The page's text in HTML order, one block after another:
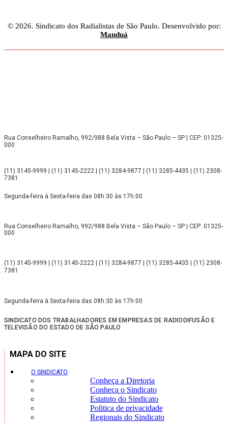
© 2026. Sindicato dos Radialistas de São Paulo. Desenvolvido por:
Manduá
Rua Conselheiro Ramalho, 992/988 Bela Vista – São Paulo – SP | CEP: 01325-
000
(11) 3145-9999 | (11) 3145-2222 | (11) 3284-9877 | (11) 3285-4435 | (11) 2308-
7381
Segunda-feira à Sexta-feira das 08h:30 às 17h:00
Rua Conselheiro Ramalho, 992/988 Bela Vista – São Paulo – SP | CEP: 01325-
000
(11) 3145-9999 | (11) 3145-2222 | (11) 3284-9877 | (11) 3285-4435 | (11) 2308-
7381
Segunda-feira à Sexta-feira das 08h:30 às 17h:00
SINDICATO DOS TRABALHADORES EM EMPRESAS DE RADIODIFUSÃO E
TELEVISÃO DO ESTADO DE SÃO PAULO
MAPA DO SITE
O SINDICATO
Conheça a Diretoria
Conheça o Sindicato
Estatuto do Sindicato
Politica de privacidade
Regionais do Sindicato